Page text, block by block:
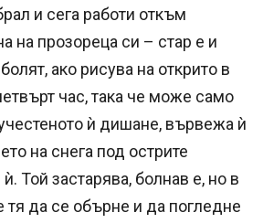
и сега работи откъм
на прозореца си – стар е и
ако рисува на открито в
час, така че може само
ѝ дишане, вървежа ѝ
на снега под острите
ѝ. Той застарява, болнав е, но в
тя да се обърне и да погледне